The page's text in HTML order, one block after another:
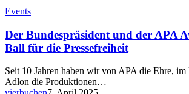
Events
Der Bundespräsident und der APA
Ball für die Pressefreiheit
Seit 10 Jahren haben wir von APA die Ehre, im
Adlon die Produktionen…